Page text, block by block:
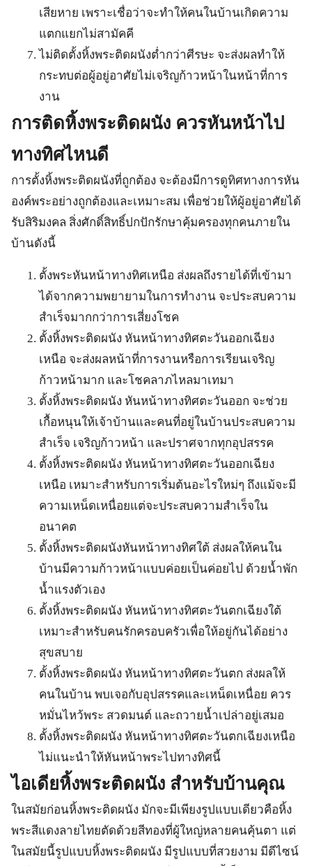
เสียหาย เพราะเชื่อว่าจะทำให้คนในบ้านเกิดความ
แตกแยกไม่สามัคคี
ไม่ติดตั้งหิ้งพระติดผนังต่ำกว่าศีรษะ จะส่งผลทำให้
กระทบต่อผู้อยู่อาศัยไม่เจริญก้าวหน้าในหน้าที่การ
งาน
การติดหิ้งพระติดผนัง ควรหันหน้าไป
ทางทิศไหนดี
การตั้งหิ้งพระติดผนังที่ถูกต้อง จะต้องมีการดูทิศทางการหัน
องค์พระอย่างถูกต้องและเหมาะสม เพื่อช่วยให้ผู้อยู่อาศัยได้
รับสิริมงคล สิ่งศักดิ์สิทธิ์ปกปักรักษาคุ้มครองทุกคนภายใน
บ้านดังนี้
ตั้งพระหันหน้าทางทิศเหนือ ส่งผลถึงรายได้ที่เข้ามา
ได้จากความพยายามในการทำงาน จะประสบความ
สำเร็จมากกว่าการเสี่ยงโชค
ตั้งหิ้งพระติดผนัง หันหน้าทางทิศตะวันออกเฉียง
เหนือ จะส่งผลหน้าที่การงานหรือการเรียนเจริญ
ก้าวหน้ามาก และโชคลาภไหลมาเทมา
ตั้งหิ้งพระติดผนัง หันหน้าทางทิศตะวันออก จะช่วย
เกื้อหนุนให้เจ้าบ้านและคนที่อยู่ในบ้านประสบความ
สำเร็จ เจริญก้าวหน้า และปราศจากทุกอุปสรรค
ตั้งหิ้งพระติดผนัง หันหน้าทางทิศตะวันออกเฉียง
เหนือ เหมาะสำหรับการเริ่มต้นอะไรใหม่ๆ ถึงแม้จะมี
ความเหน็ดเหนื่อยแต่จะประสบความสำเร็จใน
อนาคต
ตั้งหิ้งพระติดผนังหันหน้าทางทิศใต้ ส่งผลให้คนใน
บ้านมีความก้าวหน้าแบบค่อยเป็นค่อยไป ด้วยน้ำพัก
น้ำแรงตัวเอง
ตั้งหิ้งพระติดผนัง หันหน้าทางทิศตะวันตกเฉียงใต้
เหมาะสำหรับคนรักครอบครัวเพื่อให้อยู่กันได้อย่าง
สุขสบาย
ตั้งหิ้งพระติดผนัง หันหน้าทางทิศตะวันตก ส่งผลให้
คนในบ้าน พบเจอกับอุปสรรคและเหน็ดเหนื่อย ควร
หมั่นไหว้พระ สวดมนต์ และถวายน้ำเปล่าอยู่เสมอ
ตั้งหิ้งพระติดผนัง หันหน้าทางทิศตะวันตกเฉียงเหนือ
ไม่แนะนำให้หันหน้าพระไปทางทิศนี้
ไอเดียหิ้งพระติดผนัง สำหรับบ้านคุณ
ในสมัยก่อนหิ้งพระติดผนัง มักจะมีเพียงรูปแบบเดียวคือหิ้ง
พระสีแดงลายไทยตัดด้วยสีทองที่ผู้ใหญ่หลายคนคุ้นตา แต่
ในสมัยนี้รูปแบบหิ้งพระติดผนัง มีรูปแบบที่สวยงาม มีดีไซน์